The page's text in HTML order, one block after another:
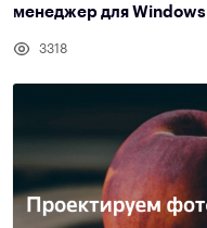
менеджер для Windows
3318